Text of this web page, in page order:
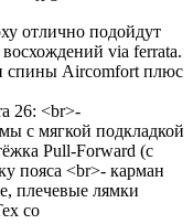
отлично подойдут
via ferrata.
спины Aircomfort плюс
26: <br>-
с мягкой подкладкой
Pull-Forward (с
пояса <br>- карман
плечевые лямки
со